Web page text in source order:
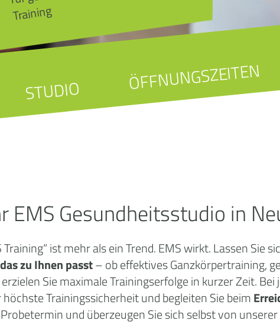
Training
STUDIO ÖFFNUNGSZEITEN
EMS Gesundheitsstudio in
ist mehr als ein Trend. EMS wirkt. Lassen Sie
zu Ihnen passt– ob effektives Ganzkörpertraining,
Sie maximale Trainingserfolge in kurzer Zeit.
Trainingssicherheit und begleiten Sie beim
und überzeugen Sie sich selbst von